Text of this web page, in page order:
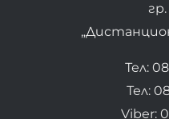
Тел:
Тел:
Viber: